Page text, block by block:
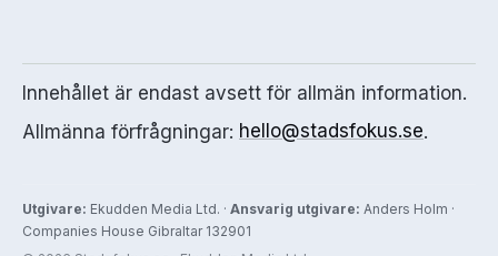
Innehållet är endast avsett för allmän information.
Allmänna förfrågningar: hello@stadsfokus.se.
Utgivare: Ekudden Media Ltd. · Ansvarig utgivare: Anders Holm ·
Companies House Gibraltar 132901